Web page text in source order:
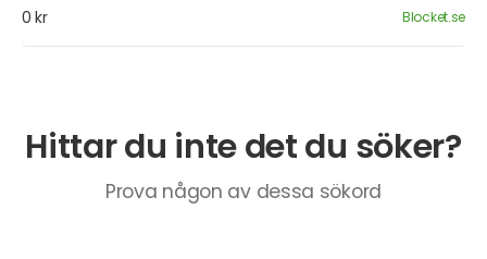
0 kr Blocket.se
Hittar du inte det du söker?
Prova någon av dessa sökord